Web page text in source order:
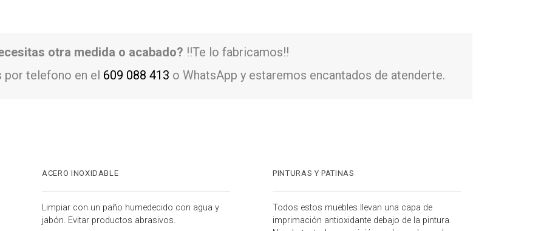
otra medida o acabado? !!Te lo fabricamos!!
por telefono en el 609 088 413 o WhatsApp y estaremos encantados de atenderte.
ACERO INOXIDABLE
Limpiar con un paño humedecido con agua y
jabón. Evitar productos abrasivos.
PINTURAS Y PATINAS
Todos estos muebles llevan una capa de
imprimación antioxidante debajo de la pintura.